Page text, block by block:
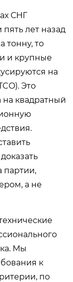
СНГ
лет назад
тонну, то
и крупные
на
Это
на квадратный
партии,
а не
Мы
к
по